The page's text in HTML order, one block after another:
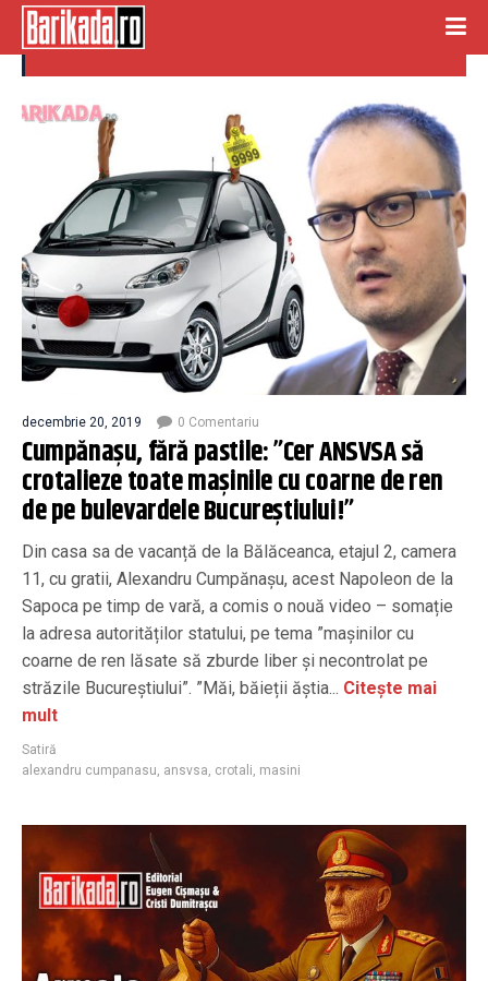
crotali
decembrie 20, 2019 0 Comentariu
Cumpănașu, fără pastile: ”Cer ANSVSA să
crotalieze toate mașinile cu coarne de ren
de pe bulevardele Bucureștiului!”
Din casa sa de vacanță de la Bălăceanca, etajul 2, camera
11, cu gratii, Alexandru Cumpănașu, acest Napoleon de la
Sapoca pe timp de vară, a comis o nouă video – somație
la adresa autorităților statului, pe tema ”mașinilor cu
coarne de ren lăsate să zburde liber și necontrolat pe
străzile Bucureștiului”. ”Măi, băieții ăștia... Citește mai
mult
Satiră
alexandru cumpanasu, ansvsa, crotali, masini